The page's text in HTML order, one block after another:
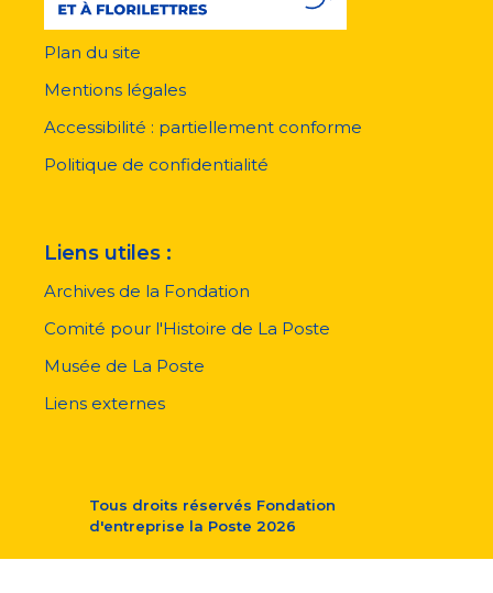
pied
page
Plan du site
Mentions légales
Accessibilité : partiellement conforme
Politique de confidentialité
Liens utiles :
Archives de la Fondation
Comité pour l'Histoire de La Poste
Musée de La Poste
Liens externes
Tous droits réservés Fondation
d'entreprise la Poste 2026